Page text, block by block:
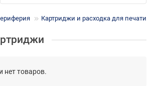
Картриджи и расходка для печати
нет товаров.